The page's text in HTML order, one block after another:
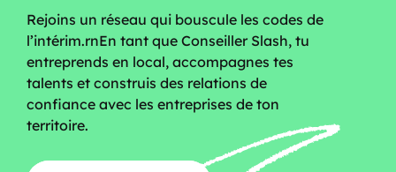
Rejoins un réseau qui bouscule les codes de
l’intérim.rnEn tant que Conseiller Slash, tu
entreprends en local, accompagnes tes
talents et construis des relations de
confiance avec les entreprises de ton
territoire.